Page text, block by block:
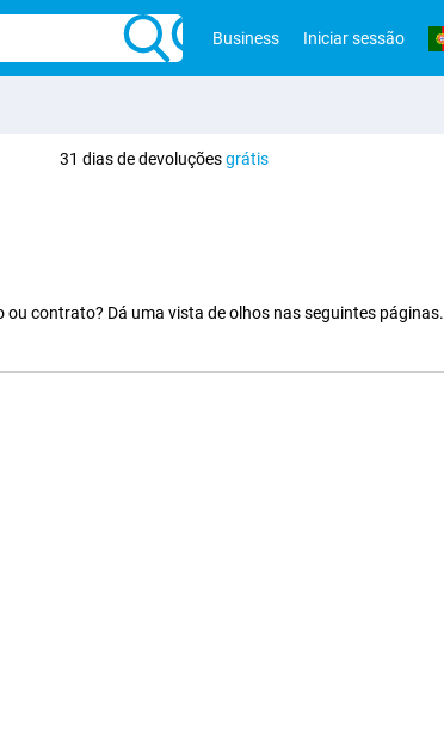
Business Iniciar sessão
31 dias de devoluçõesgrátis
contrato? Dá uma vista de olhos nas seguintes páginas.